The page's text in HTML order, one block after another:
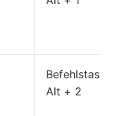
Befehlstaste
Alt + 2